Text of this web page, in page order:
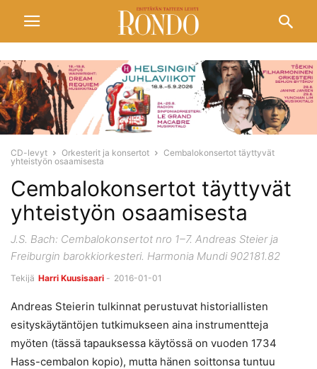
CD-levyt Orkesterit ja konsertot
Cembalokonsertot täyttyvät
yhteistyön osaamisesta
Cembalokonsertot täyttyvät
yhteistyön osaamisesta
J.S. Bach: Cembalokonsertot nro 1–7. Andreas Steier ja
Freiburgin barokkiorkesteri. Harmonia Mundi 902181.82
Tekijä Harri Kuusisaari - 2016-01-01
Andreas Steierin tulkinnat perustuvat historiallisten
esityskäytäntöjen tutkimukseen aina instrumentteja
myöten (tässä tapauksessa käytössä on vuoden 1734
Hass-cembalon kopio), mutta hänen soittonsa tuntuu